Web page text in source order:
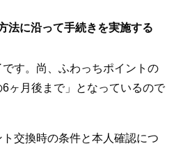
法に沿って手続きを実施する
です。尚、ふわっちポイントの
ヶ月後まで」となっているので
交換時の条件と本人確認につ